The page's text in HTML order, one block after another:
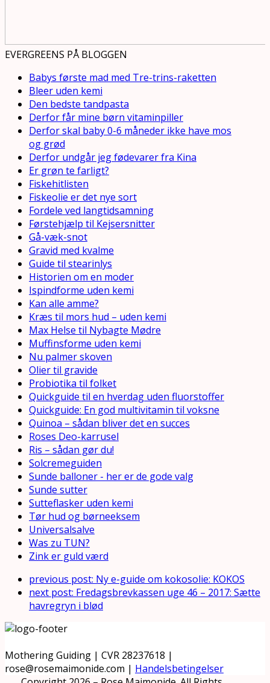
EVERGREENS PÅ BLOGGEN
Babys første mad med Tre-trins-raketten
Bleer uden kemi
Den bedste tandpasta
Derfor får mine børn vitaminpiller
Derfor skal baby 0-6 måneder ikke have mos
og grød
Derfor undgår jeg fødevarer fra Kina
Er grøn te farligt?
Fiskehitlisten
Fiskeolie er det nye sort
Fordele ved langtidsamning
Førstehjælp til Kejsersnitter
Gå-væk-snot
Gravid med kvalme
Guide til stearinlys
Historien om en moder
Ispindforme uden kemi
Kan alle amme?
Kræs til mors hud – uden kemi
Max Helse til Nybagte Mødre
Muffinsforme uden kemi
Nu palmer skoven
Olier til gravide
Probiotika til folket
Quickguide til en hverdag uden fluorstoffer
Quickguide: En god multivitamin til voksne
Quinoa – sådan bliver det en succes
Roses Deo-karrusel
Ris – sådan gør du!
Solcremeguiden
Sunde balloner - her er de gode valg
Sunde sutter
Sutteflasker uden kemi
Tør hud og børneeksem
Universalsalve
Was zu TUN?
Zink er guld værd
previous post: Ny e-guide om kokosolie: KOKOS
next post: Fredagsbrevkassen uge 46 – 2017: Sætte
havregryn i blød
Mothering Guiding | CVR 28237618 |
rose@rosemaimonide.com | Handelsbetingelser